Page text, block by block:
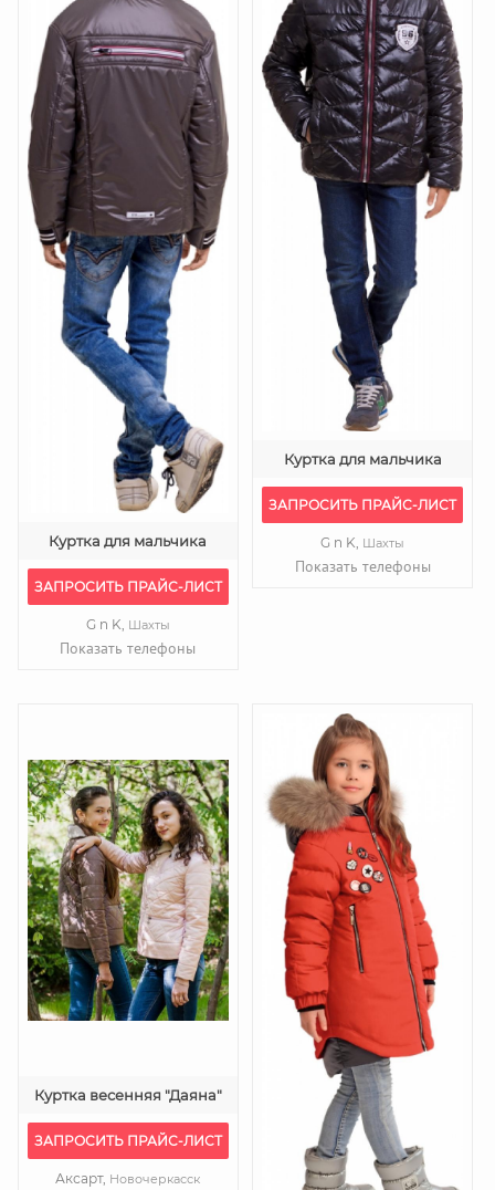
Куртка для мальчика
ЗАПРОСИТЬ ПРАЙС-ЛИСТ
G n K, Шахты
Показать телефоны
Куртка для мальчика
ЗАПРОСИТЬ ПРАЙС-ЛИСТ
G n K, Шахты
Показать телефоны
Куртка весенняя "Даяна"
ЗАПРОСИТЬ ПРАЙС-ЛИСТ
Аксарт, Новочеркасск